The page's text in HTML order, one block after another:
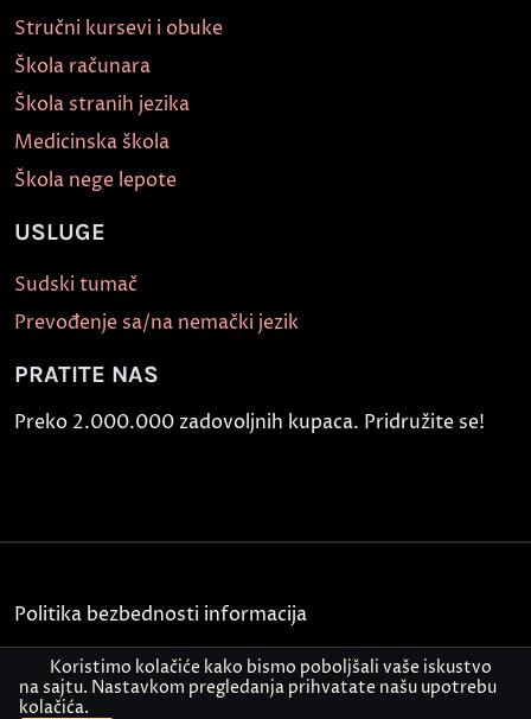
Stručni kursevi i obuke
Škola računara
Škola stranih jezika
Medicinska škola
Škola nege lepote
USLUGE
Sudski tumač
Prevođenje sa/na nemački jezik
PRATITE NAS
Preko 2.000.000 zadovoljnih kupaca. Pridružite se!
Politika bezbednosti informacija
Kontakt
Koristimo kolačiće kako bismo poboljšali vaše iskustvo
na sajtu. Nastavkom pregledanja prihvatate našu upotrebu
kolačića.